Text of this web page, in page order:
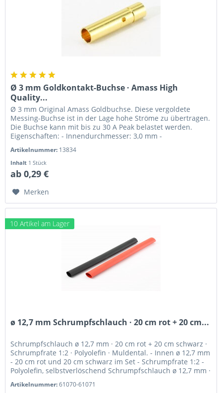
Ø 3 mm Goldkontakt-Buchse · Amass High
Quality...
Ø 3 mm Original Amass Goldbuchse. Diese vergoldete
Messing-Buchse ist in der Lage hohe Ströme zu übertragen.
Die Buchse kann mit bis zu 30 A Peak belastet werden.
Eigenschaften: - Innendurchmesser: 3,0 mm -
Artikelnummer: 13834
Inhalt 1 Stück
ab 0,29 €
Merken
10 Artikel am Lager
ø 12,7 mm Schrumpfschlauch · 20 cm rot + 20 cm...
Schrumpfschlauch ø 12,7 mm · 20 cm rot + 20 cm schwarz ·
Schrumpfrate 1:2 · Polyolefin · Muldental. - Innen ø 12,7 mm
- 20 cm rot und 20 cm schwarz im Set - Schrumpfrate 1:2 -
Polyolefin, selbstverlöschend Schrumpfschlauch ø 12,7 mm ·
Artikelnummer:61070-61071